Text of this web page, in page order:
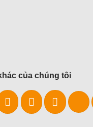
của chúng tôi